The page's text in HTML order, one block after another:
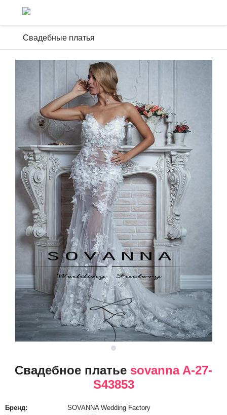
Свадебные платья
Свадебное платье sovanna A-27-
S43853
Бренд:
SOVANNA Wedding Factory